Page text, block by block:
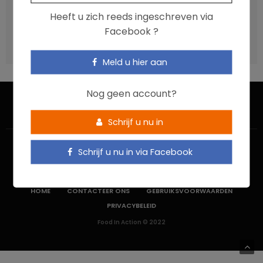
aanbevelingen?
aandachtspunt zijn?
Heeft u zich reeds ingeschreven via
Facebook ?
Meld u hier aan
Nog geen account?
Schrijf u nu in
Schrijf u nu in via Facebook
HOME CONTACTEER ONS
GEBRUIKSVOORWAARDEN
PRIVACYBELEID
Food In Action © 2022